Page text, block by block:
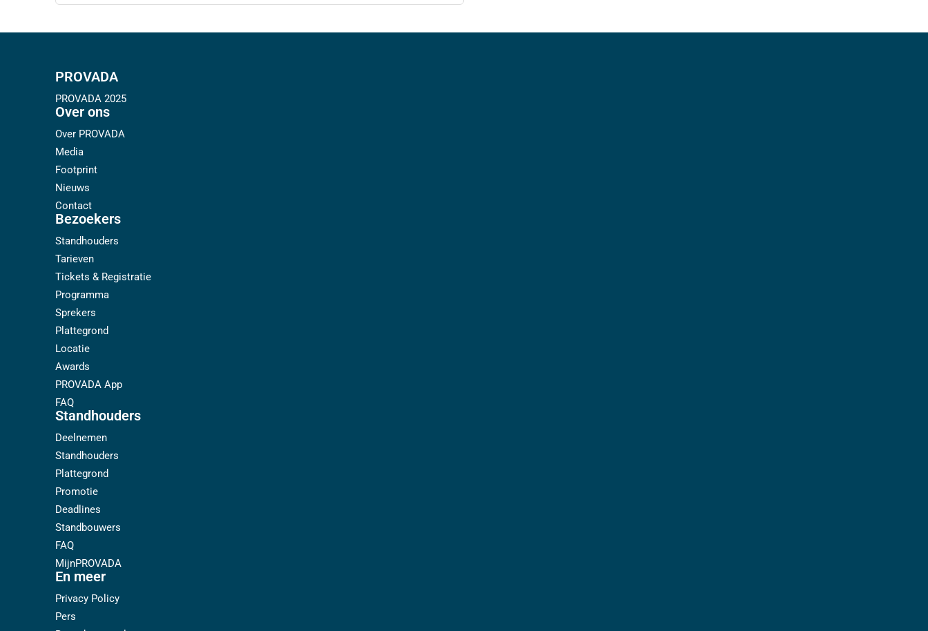
PROVADA
PROVADA 2025
Over ons
Over PROVADA
Media
Footprint
Nieuws
Contact
Bezoekers
Standhouders
Tarieven
Tickets & Registratie
Programma
Sprekers
Plattegrond
Locatie
Awards
PROVADA App
FAQ
Standhouders
Deelnemen
Standhouders
Plattegrond
Promotie
Deadlines
Standbouwers
FAQ
MijnPROVADA
En meer
Privacy Policy
Pers